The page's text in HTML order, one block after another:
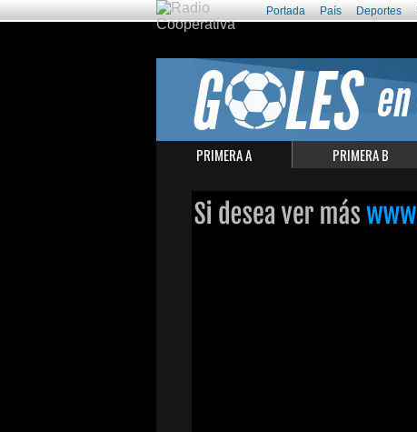
Portada País Deportes
PRIMERA A PRIMERA B